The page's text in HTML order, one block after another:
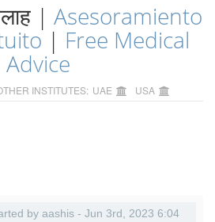
| Asesoramiento
| Free Medical
Advice
INSTITUTES: UAE USA
by aashis - Jun 3rd, 2023 6:04